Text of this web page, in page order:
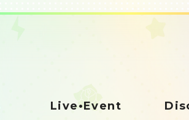
Live•Event